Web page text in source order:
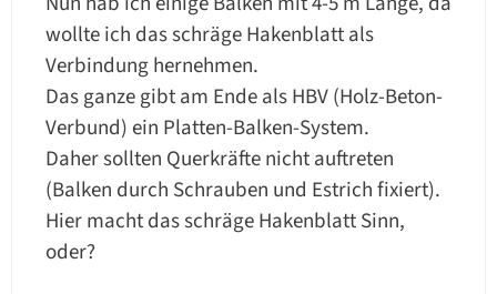
wollte ich das schräge Hakenblatt als
Verbindung hernehmen.
Das ganze gibt am Ende als HBV (Holz-Beton-
Verbund) ein Platten-Balken-System.
Daher sollten Querkräfte nicht auftreten
(Balken durch Schrauben und Estrich fixiert).
Hier macht das schräge Hakenblatt Sinn,
oder?